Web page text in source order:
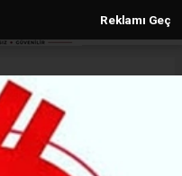
Reklamı Geç
yağışla